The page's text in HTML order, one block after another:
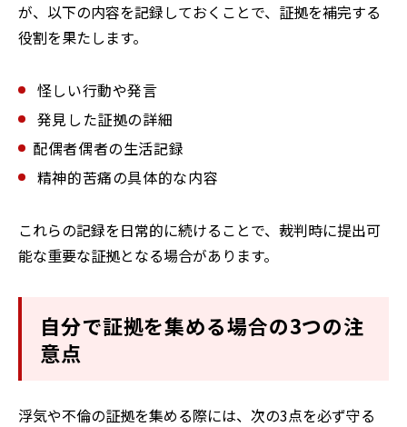
が、以下の内容を記録しておくことで、証拠を補完する
役割を果たします。
怪しい行動や発言
発見した証拠の詳細
配偶者偶者の生活記録
精神的苦痛の具体的な内容
これらの記録を日常的に続けることで、裁判時に提出可
能な重要な証拠となる場合があります。
自分で証拠を集める場合の3つの注
意点
浮気や不倫の証拠を集める際には、次の3点を必ず守る